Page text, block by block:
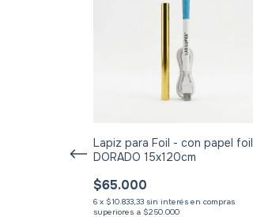
Lapiz para Foil - con papel foil
DORADO 15x120cm
$65.000
6 x $10.833,33 sin interés